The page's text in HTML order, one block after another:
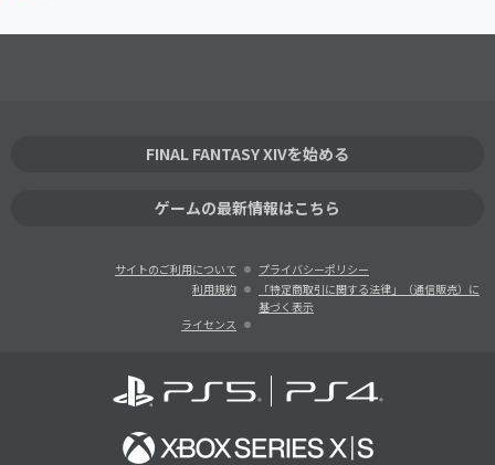
FINAL FANTASY XIVを始める
ゲームの最新情報はこちら
サイトのご利用について
プライバシーポリシー
利用規約
「特定商取引に関する法律」（通信販売）に
基づく表示
ライセンス